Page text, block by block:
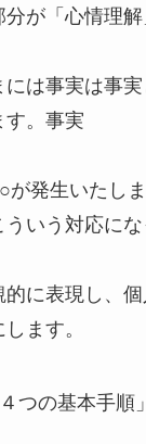
が「心情理
には事実は事
す。事実
が発生いたしま
ういう対応に
に表現し、
ます。
つの基本手順